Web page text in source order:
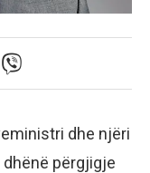
dhe njëri
dhënë përgjigje